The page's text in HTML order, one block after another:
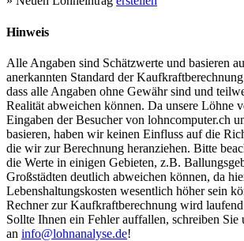
Hinweis
Alle Angaben sind Schätzwerte und basieren
anerkannten Standard der
dass alle Angaben ohne Gewähr sind und
Realität abweichen können. Da unsere Löhne
Eingaben der Besucher von lohncomputer.ch
basieren, haben wir keinen Einfluss auf die
die wir zur Berechnung heranziehen. Bitte
die Werte in einigen Gebieten, z.B.
Großstädten deutlich abweichen können, da
Lebenshaltungskosten wesentlich höher sein
Rechner zur Kaufkraftberechnung wird
Sollte Ihnen ein Fehler auffallen, schreiben Sie
an info@lohnanalyse.de!